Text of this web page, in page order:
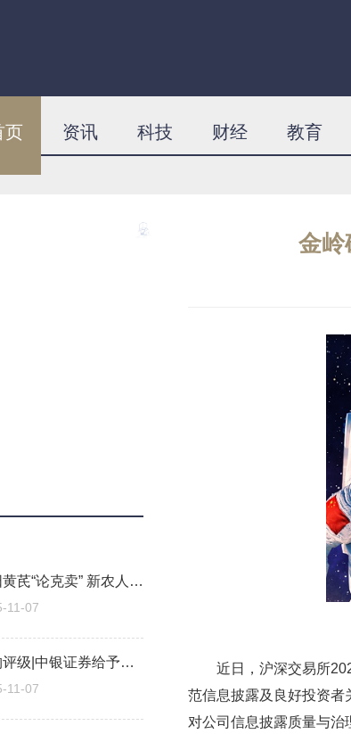
页 资讯 科技 财经 教育
固阳黄芪“论克卖” 新农人高健峰，把“土疙瘩”做成大产业_焦点日报
11-07
机构评级|中银证券给予澜起科技“买入”评级 未给出目标价
11-07
金岭
近日，沪深交易所
范信息披露及良好投资者
对公司信息披露质量与治